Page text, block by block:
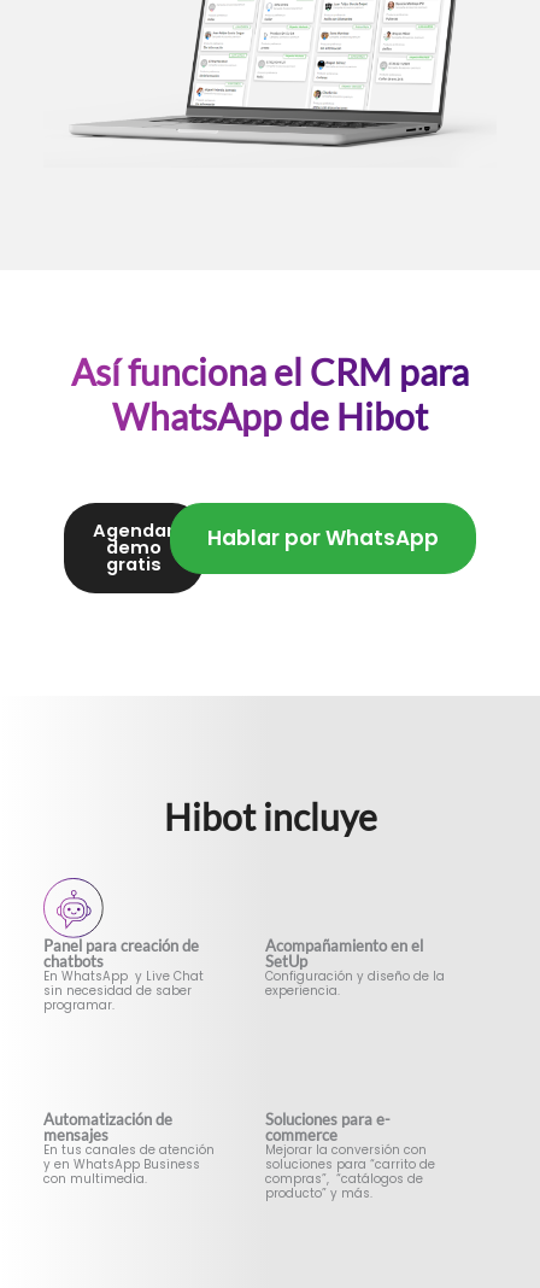
Así funciona el CRM para
WhatsApp de Hibot
Agendar
demo
gratis
Hablar por WhatsApp
Hibot incluye
Panel para creación de
chatbots
En WhatsApp y Live Chat
sin necesidad de saber
programar.
Acompañamiento en el
SetUp
Configuración y diseño de la
experiencia.
Automatización de
mensajes
En tus canales de atención
y en WhatsApp Business
con multimedia.
Soluciones para e-
commerce
Mejorar la conversión con
soluciones para “carrito de
compras”, “catálogos de
producto” y más.